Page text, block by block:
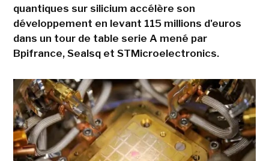
quantiques sur silicium accélère son
développement en levant 115 millions d'euros
dans un tour de table serie A mené par
Bpifrance, Sealsq et STMicroelectronics.